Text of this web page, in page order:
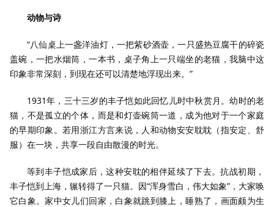
动物与诗
“八仙桌上一盏洋油灯，一把紫砂酒壶，一只盛热豆腐干的碎瓷
盖碗，一把水烟筒，一本书，桌子角上一只端坐的老猫，我脑中这
印象非常深刻，到现在还可以清楚地浮现出来。”
1931年，三十三岁的丰子恺如此回忆儿时中秋赏月。幼时的老
猫，不是孤立的个体，而是和灯壶碗筒一道，成为他对于一个家庭
的早期印象。若用浙江方言来说，人和动物安安耽耽（指安定、舒
服）在一块，共享一段自由散漫的时光。
等到丰子恺成家后，这种安耽的相伴延续了下去。抗战初期，
丰子恺到上海，辗转得了一只猫。因“浑身雪白，伟大如象”，大家唤
它白象。家中女儿们回家，白象就跳到膝上，睡熟了，画面颇为生